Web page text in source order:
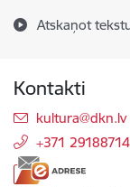
Atskaņot
Kontakti
E-pasts:
kultura@dkn.lv
+371 29188714